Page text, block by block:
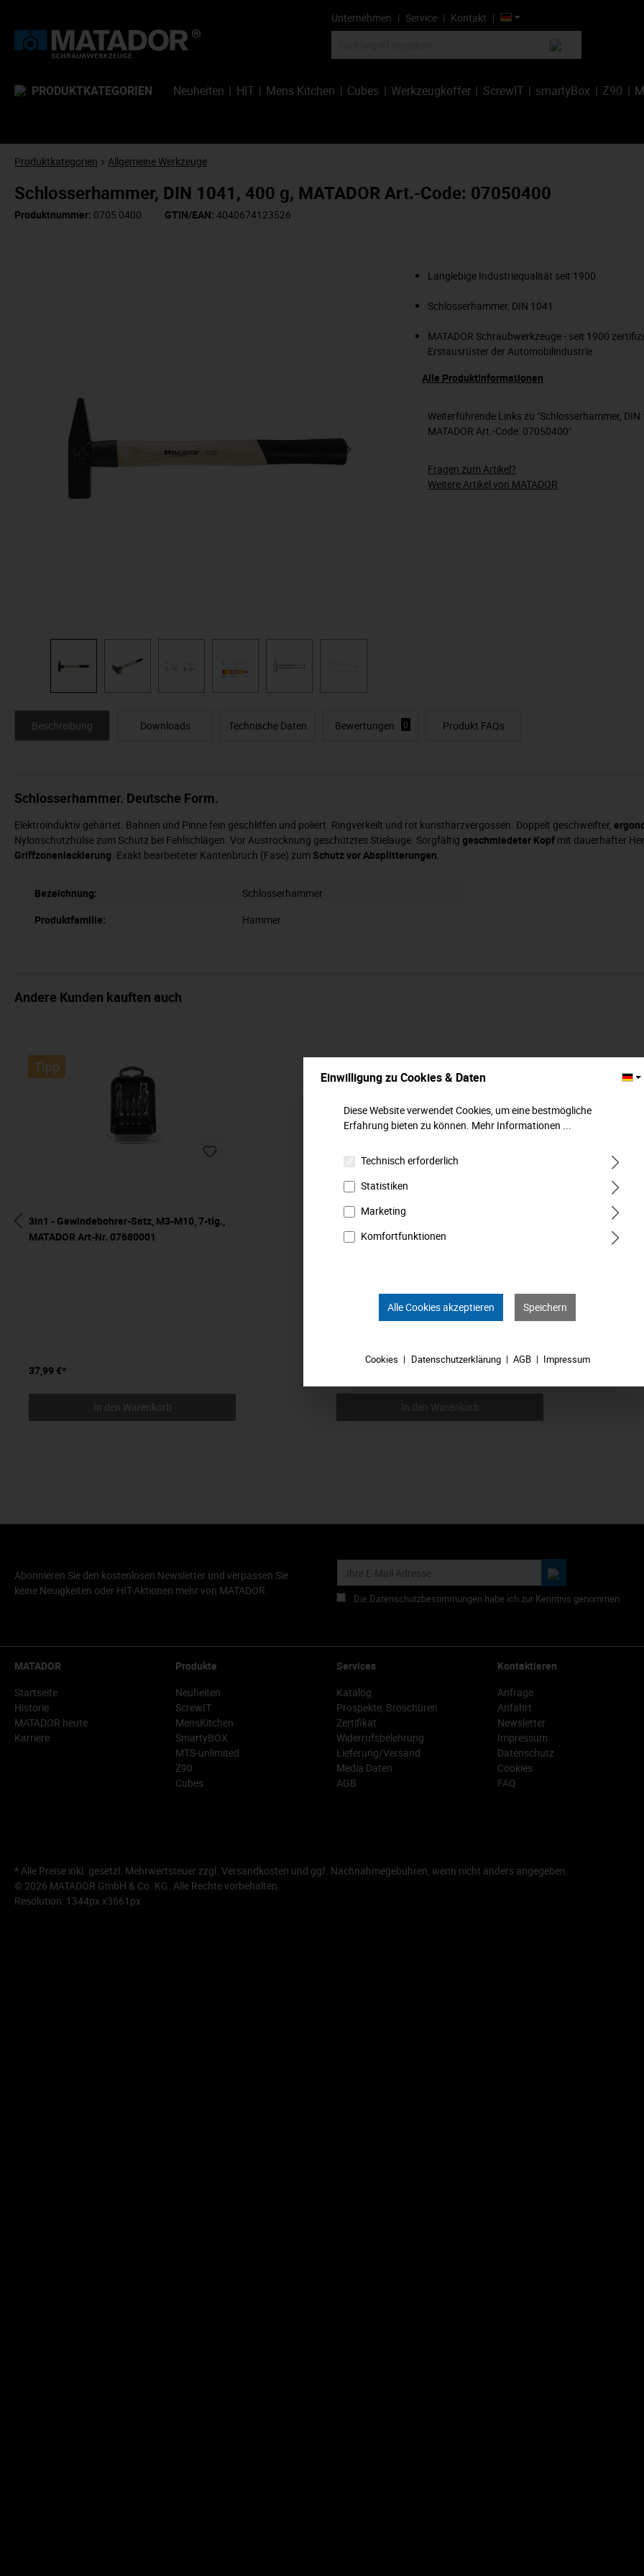
Unternehmen Service Kontakt
PRODUKTKATEGORIEN Neuheiten HIT Mens Kitchen Cubes Werkzeugkoffer ScrewIT smartyBox Z90
Produktkategorien Allgemeine Werkzeuge
Schlosserhammer, DIN 1041, 400 g, MATADOR Art.-Code: 07050400
Produktnummer: 0705 0400 GTIN/EAN: 4040674123526
Langlebige Industriequalität seit 1900.
Schlosserhammer, DIN 1041
MATADOR Schraubwerkzeuge - seit 1900
Erstausrüster der Automobilindustrie
Alle Produktinformationen
Weiterführende Links zu "Schlosserhammer, DIN
MATADOR Art.-Code: 07050400"
Fragen zum Artikel?
Weitere Artikel von MATADOR
Beschreibung Downloads Technische Daten Bewertungen 0 Produkt FAQs
Schlosserhammer. Deutsche Form.
Elektroinduktiv gehärtet. Bahnen und Pinne fein geschliffen und poliert. Ringverkeilt und rot kunstharzvergossen. Doppelt geschweifter,
Nylonschutzhülse zum Schutz bei Fehlschlägen. Vor Austrocknung geschütztes Stielauge. Sorgfältig geschmiedeter Kopf mit dauerhafter
Griffzonenlackierung. Exakt bearbeiteter Kantenbruch (Fase) zum Schutz vor Absplitterungen.
Bezeichnung:
Schlosserhammer
Produktfamilie:
Hammer
Andere Kunden kauften auch
Tipp
3in1 - Gewindebohrer-Satz, M3-M10, 7-tlg.,
MATADOR Art-Nr. 07680001
37,99 €*
In den Warenkorb
4-Backen-Hydraulikmundstück, MATADOR
Art.-Code: 07940002
In den Warenkorb
Abonnieren Sie den kostenlosen Newsletter und verpassen Sie
keine Neuigkeiten oder HIT-Aktionen mehr von MATADOR.
Die Datenschutzbestimmungen habe ich zur Kenntnis genommen.
MATADOR
Startseite
Historie
MATADOR heute
Karriere
Produkte
Neuheiten
ScrewIT
MensKitchen
SmartyBOX
MTS-unlimited
Z90
Cubes
Services
Katalog
Prospekte, Broschüren
Zertifikat
Widerrufsbelehrung
Lieferung/Versand
Media Daten
AGB
Kontaktieren
Anfrage
Anfahrt
Newsletter
Impressum
Datenschutz
Cookies
FAQ
* Alle Preise inkl. gesetzl. Mehrwertsteuer zzgl. Versandkosten und ggf. Nachnahmegebühren, wenn nicht anders angegeben.
© 2026 MATADOR GmbH & Co. KG. Alle Rechte vorbehalten.
Resolution: 1344px x3661px
Einwilligung zu Cookies & Daten
Diese Website verwendet Cookies, um eine bestmögliche
Erfahrung bieten zu können. Mehr Informationen ...
Technisch erforderlich
Statistiken
Marketing
Komfortfunktionen
Alle Cookies akzeptieren Speichern
Cookies Datenschutzerklärung AGB Impressum